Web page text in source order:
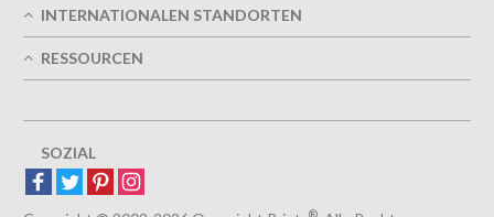
Termingerechte Lieferung
Grün
Impressum
Nutzungsbedingungen
FAQs
Kontaktieren Sie uns
INTERNATIONALEN STANDORTEN
Großbritannien
Belgien
Spanien
Europa
RESSOURCEN
SOZIAL